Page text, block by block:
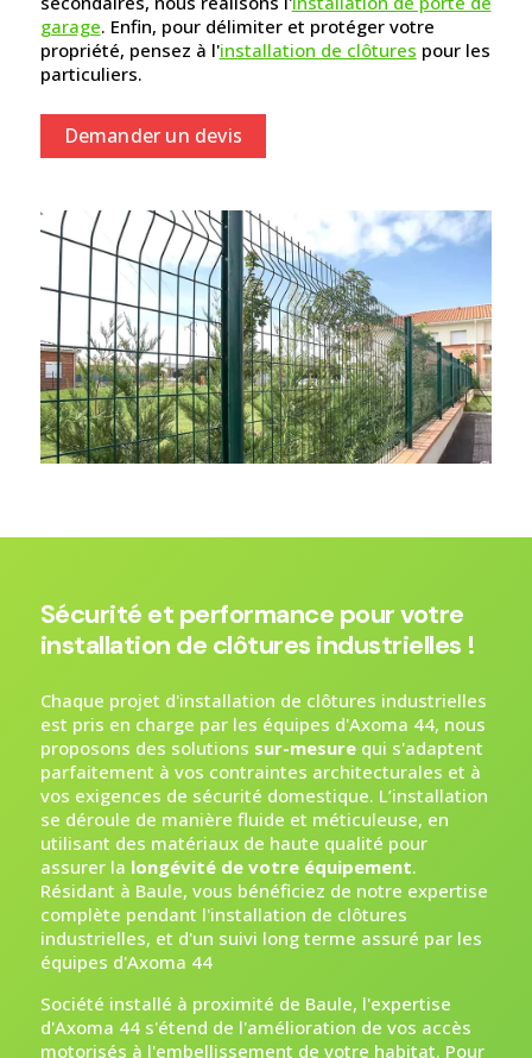
garage. Enfin, pour délimiter et protéger votre
propriété, pensez à l'installation de clôtures pour les
particuliers.
Demander un devis
Sécurité et performance pour votre
installation de clôtures industrielles !
Chaque projet d'installation de clôtures industrielles
est pris en charge par les équipes d'Axoma 44, nous
proposons des solutions sur-mesurequi s'adaptent
parfaitement à vos contraintes architecturales et à
vos exigences de sécurité domestique. L’installation
se déroule de manière fluide et méticuleuse, en
utilisant des matériaux de haute qualité pour
assurer la longévité de votre équipement.
Résidant à Baule, vous bénéficiez de notre expertise
complète pendant l'installation de clôtures
industrielles, et d'un suivi long terme assuré par les
équipes d'Axoma 44
Société installé à proximité de Baule, l'expertise
d'Axoma 44 s'étend de l'amélioration de vos accès
motorisés à l'embellissement de votre habitat. Pour